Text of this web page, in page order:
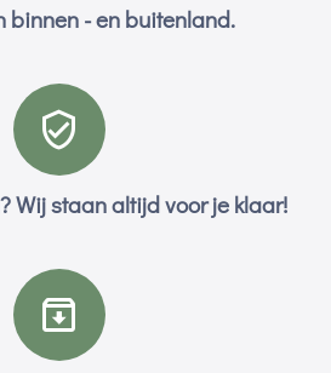
binnen - en buitenland.
Wij staan altijd voor je klaar!